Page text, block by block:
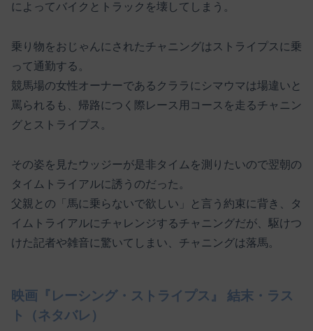
によってバイクとトラックを壊してしまう。
乗り物をおじゃんにされたチャニングはストライプスに乗
って通勤する。
競馬場の女性オーナーであるクララにシマウマは場違いと
罵られるも、帰路につく際レース用コースを走るチャニン
グとストライプス。
その姿を見たウッジーが是非タイムを測りたいので翌朝の
タイムトライアルに誘うのだった。
父親との「馬に乗らないで欲しい」と言う約束に背き、タ
イムトライアルにチャレンジするチャニングだが、駆けつ
けた記者や雑音に驚いてしまい、チャニングは落馬。
映画『レーシング・ストライプス』 結末・ラス
ト（ネタバレ）